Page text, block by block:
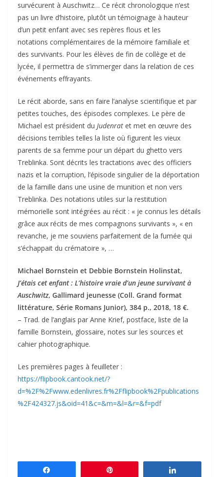
survécurent à Auschwitz… Ce récit chronologique n’est
pas un livre d’histoire, plutôt un témoignage à hauteur
d’un petit enfant avec ses repères flous et les
notations complémentaires de la mémoire familiale et
des survivants. Pour les élèves de fin de collège et de
lycée, il permettra de s’immerger dans la relation de ces
événements effrayants.
Le récit aborde, sans en faire l’analyse scientifique et par
petites touches, des épisodes complexes. Le père de
Michael est président du Judenrat et met en œuvre des
décisions terribles telles la liste où figurent les vieux
parents de sa femme pour un départ du ghetto vers
Treblinka. Sont décrits les tractations avec des officiers
nazis et la corruption, l’épisode singulier de la déportation
de la famille dans une usine de munition et non vers
Treblinka. Des notations utiles sur la restitution
mémorielle sont intégrées au récit : « je connus les détails
grâce aux récits de mes compagnons survivants », « en
revanche, je me souviens parfaitement de la fumée qui
s’échappait du crématoire », …
Michael Bornstein et Debbie Bornstein Holinstat,
J’étais cet enfant : L’histoire vraie d’un jeune survivant à
Auschwitz, Gallimard jeunesse (Coll. Grand format
littérature, Série Romans Junior), 384 p., 2018, 18 €.
– Trad. de l’anglais par Anne Krief, postface, liste de la
famille Bornstein, glossaire, notes sur les sources et
cahier photographique.
Les premières pages à feuilleter :
https://flipbook.cantook.net/?
d=%2F%2Fwww.edenlivres.fr%2Fflipbook%2Fpublications
%2F424327.js&oid=41&c=&m=&l=&r=&f=pdf